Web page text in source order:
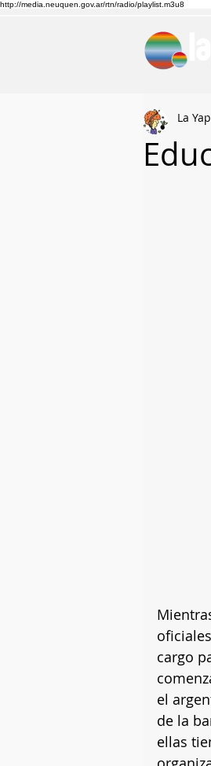
http://media.neuquen.gov.ar/rtn/radio/playlist.m3u8
La
cargo
el
de la
ellas